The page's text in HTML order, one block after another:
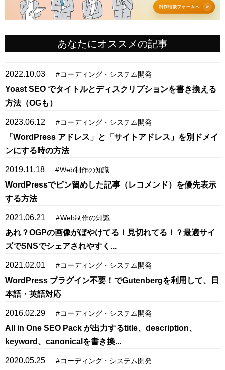
あなたにオススメの記事
2022.10.03 #コーディング・システム開発
Yoast SEO でタイトルとディスクリプションを書き換える
方法（OGも）
2023.06.12 #コーディング・システム開発
「WordPress アドレス」と「サイトアドレス」を別ドメイ
ンにする時の方法
2019.11.18 #Web制作の知識
WordPressでピン留めした記事（レコメンド）を優先表示
する方法
2021.06.21 #Web制作の知識
あれ？OGPの画像がぼやけてる！見切れてる！？最適サイ
ズでSNSでシェアされやすく...
2021.02.01 #コーディング・システム開発
WordPress プラグイン不要！でGutenbergを利用して、日
本語・英語対応
2016.02.29 #コーディング・システム開発
All in One SEO Pack が出力するtitle、description、
keyword、canonicalを書き換...
2020.05.25 #コーディング・システム開発